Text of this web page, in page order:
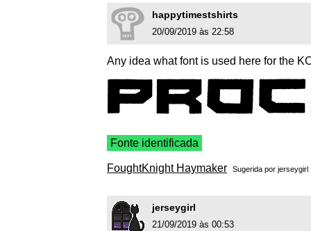
happytimestshirts
20/09/2019 às 22:58
Any idea what font is used here for the
Fonte identificada
FoughtKnight Haymaker Sugerida por jerseygirl
jerseygirl
21/09/2019 às 00:53